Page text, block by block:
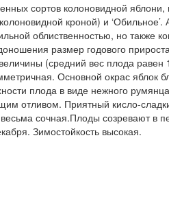
сортов колоновидной
кроной) и
облиственностью, но
размер годового
(средний вес плода
Основной окрас яблок
плода в виде нежного
отливом. Приятный кисло-
сочная.Плоды созревают в
Зимостойкость высокая.